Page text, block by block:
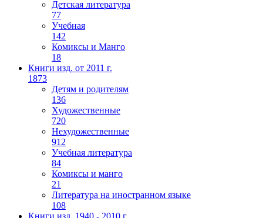
Детская литература
77
Учебная
142
Комиксы и Манго
18
Книги изд. от 2011 г.
1873
Детям и родителям
136
Художественные
720
Нехудожественные
912
Учебная литература
84
Комиксы и манго
21
Литература на иностранном языке
108
Книги изд. 1940 - 2010 г.